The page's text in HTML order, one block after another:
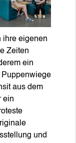
ihre eigenen
Zeiten
ein
aus dem
ein
und